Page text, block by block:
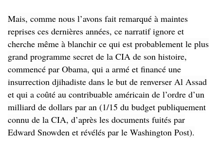
Mais, comme nous l’avons fait remarqué à maintes
reprises ces dernières années, ce narratif ignore et
cherche même à blanchir ce qui est probablement le plus
grand programme secret de la CIA de son histoire,
commencé par Obama, qui a armé et financé une
insurrection djihadiste dans le but de renverser Al Assad
et qui a coûté au contribuable américain de l’ordre d’un
milliard de dollars par an (1/15 du budget publiquement
connu de la CIA, d’après les documents fuités par
Edward Snowden et révélés par le Washington Post).